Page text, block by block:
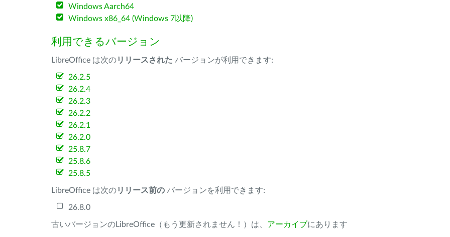
Windows Aarch64
Windows x86_64 (Windows 7以降)
利用できるバージョン
LibreOffice は次のリリースされた バージョンが利用できます:
26.2.5
26.2.4
26.2.3
26.2.2
26.2.1
26.2.0
25.8.7
25.8.6
25.8.5
LibreOffice は次のリリース前の バージョンを利用できます:
26.8.0
古いバージョンのLibreOffice（もう更新されません！）は、 アーカイブにあります